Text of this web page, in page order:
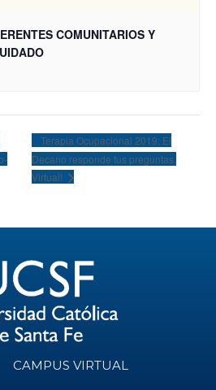
COMUNITARIOS Y
Terapia Ocupacional 2019: El
Decano responde tus preguntas.
Virtual!
CAMPUS VIRTUAL